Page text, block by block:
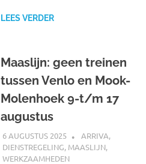
LEES VERDER
Maaslijn: geen treinen
tussen Venlo en Mook-
Molenhoek 9-t/m 17
augustus
6 AUGUSTUS 2025 SPOORZOEKER
ARRIVA,
DIENSTREGELING, MAASLIJN,
WERKZAAMHEDEN